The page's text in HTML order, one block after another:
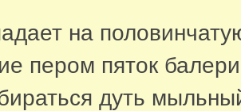
на
пером пяток
дуть